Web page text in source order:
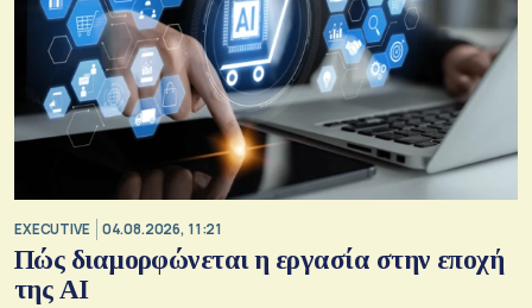
EXECUTIVE 04.08.2026, 11:21
Πώς διαμορφώνεται η εργασία στην εποχή
της AI